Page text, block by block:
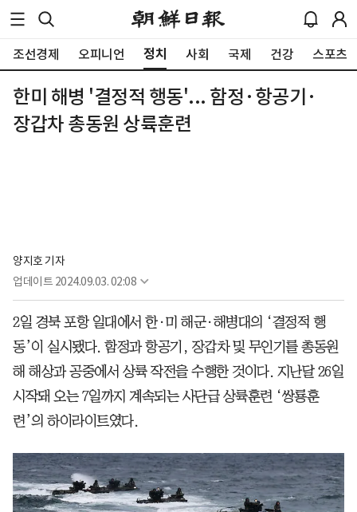
조선경제 오피니언 정치 사회 국제 건강 스포츠
한미 해병 '결정적 행동'... 함정·항공기·
장갑차 총동원 상륙훈련
양지호 기자
업데이트 2024.09.03. 02:08
2일 경북 포항 일대에서 한·미 해군·해병대의 ‘결정적 행
동’이 실시됐다. 함정과 항공기, 장갑차 및 무인기를 총동원
해 해상과 공중에서 상륙 작전을 수행한 것이다. 지난달 26일
시작돼 오는 7일까지 계속되는 사단급 상륙훈련 ‘쌍룡훈
련’의 하이라이트였다.